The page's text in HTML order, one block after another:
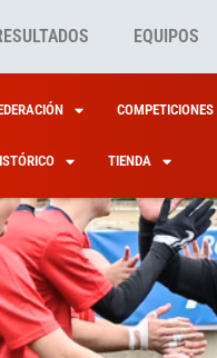
EQUIPOS
COMPETICIONES
TIENDA